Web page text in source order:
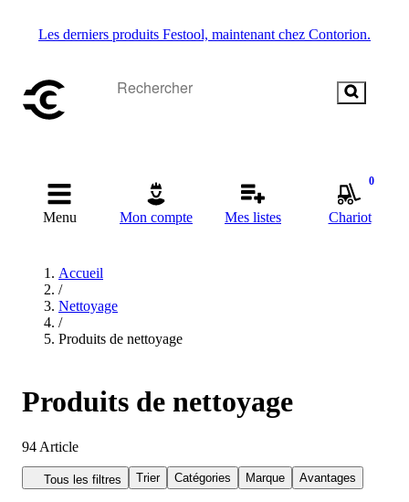
Les derniers produits Festool, maintenant chez Contorion.
Menu Mon compte Mes listes
0
Chariot
Accueil
/
Nettoyage
/
Produits de nettoyage
Produits de nettoyage
94 Article
Tous les filtres Trier Catégories Marque Avantages